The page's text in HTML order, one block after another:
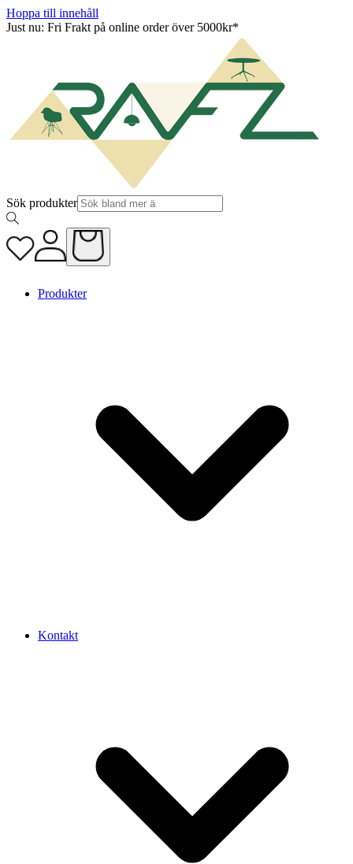
Hoppa till innehåll
Just nu: Fri Frakt på online order över 5000kr*
Sök produkter
Produkter
Kontakt